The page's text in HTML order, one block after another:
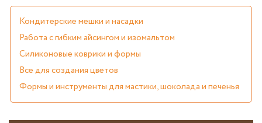
Кондитерские мешки и насадки
Работа с гибким айсингом и изомальтом
Силиконовые коврики и формы
Все для создания цветов
Формы и инструменты для мастики, шоколада и печенья